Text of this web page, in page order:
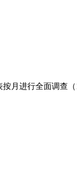
月进行全面调查（